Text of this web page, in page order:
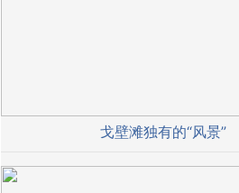
戈壁滩独有的“风景”